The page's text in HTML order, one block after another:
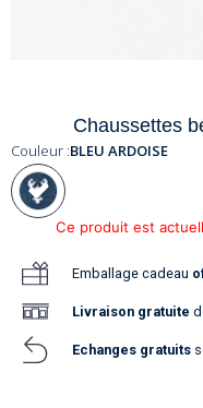
Chaussettes
Couleur :BLEU ARDOISE
Ce produit est
Emballage cadeau
Livraison gratuite
Echanges gratuits